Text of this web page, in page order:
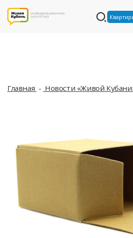
Главная Новости «Живой